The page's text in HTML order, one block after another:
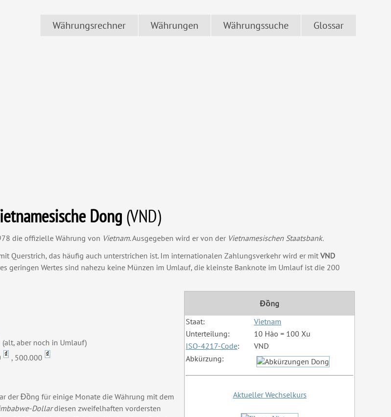
Währungsrechner Währungen Währungssuche Glossar
Dong (VND)
die offizielle Währung von Vietnam. Ausgegeben wird er von der Vietnamesischen Staatsbank.
Querstrich, das häufig auch unterstrichen ist. Im internationalen Zahlungsverkehr wird er mit VND
geringen Wertes sind nahezu keine Münzen im Umlauf, die kleinste Banknote im Umlauf ist die 200
(alt, aber noch in Umlauf)
, 500.000
der Đồng für einige Monate die Währung mit dem
Dollardiesen zweifelhaften vordersten
Đồng
Staat:
Vietnam
Unterteilung:
10 Hào = 100 Xu
ISO-4217-Code:
VND
Abkürzung:
Aktueller Wechselkurs